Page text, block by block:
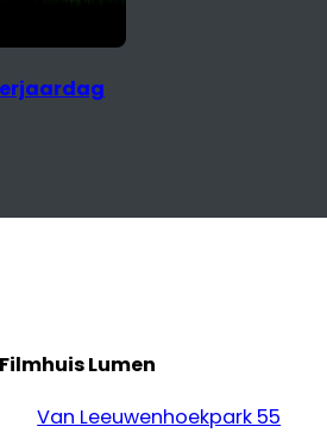
Filmhuis Lumen
Van Leeuwenhoekpark 55